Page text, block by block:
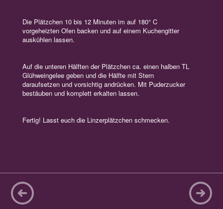
Die Plätzchen 10 bis 12 Minuten im auf 180° C
vorgeheizten Ofen backen und auf einem Kuchengitter
auskühlen lassen.
Auf die unteren Hälften der Plätzchen ca. einen halben TL
Glühweingelee geben und die Hälfte mit Stern
daraufsetzen und vorsichtig andrücken. Mit Puderzucker
bestäuben und komplett erkalten lassen.
Fertig! Lasst euch die Linzerplätzchen schmecken.